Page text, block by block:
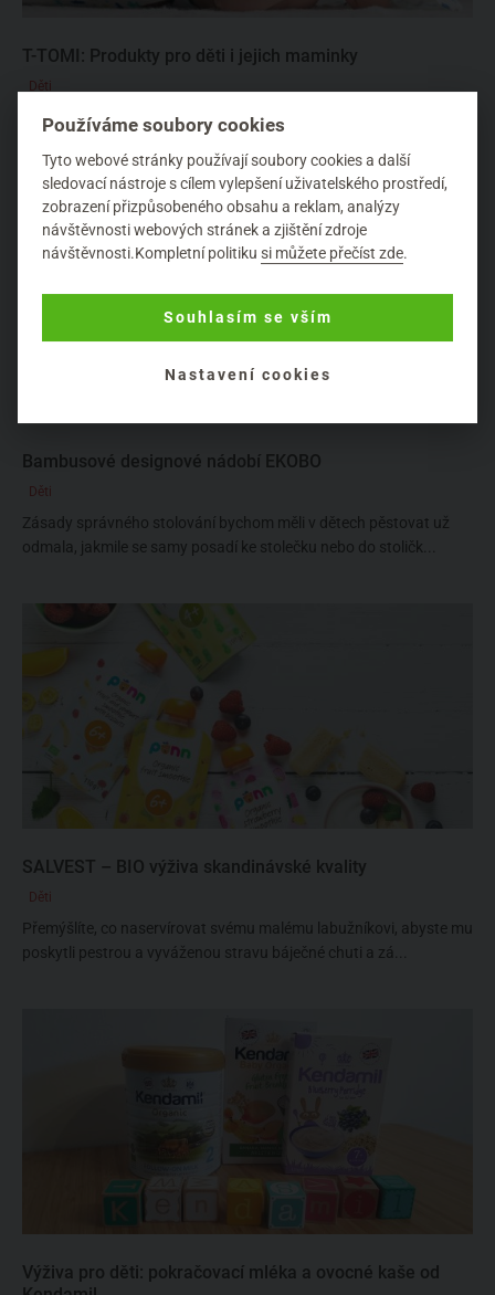
T-TOMI: Produkty pro děti i jejich maminky
Děti
T-TOMI je česká značka specializující se na výrobu dětského
Bambusové designové nádobí EKOBO
Děti
Zásady správného stolování bychom měli v dětech pěstovat už
odmala, jakmile se samy posadí ke stolečku nebo do stoličk...
SALVEST – BIO výživa skandinávské kvality
Děti
Přemýšlíte, co naservírovat svému malému labužníkovi, abyste mu
poskytli pestrou a vyváženou stravu báječné chuti a zá...
Výživa pro děti: pokračovací mléka a ovocné kaše od
Používáme soubory cookies
Tyto webové stránky používají soubory cookies a další
sledovací nástroje s cílem vylepšení uživatelského prostředí,
zobrazení přizpůsobeného obsahu a reklam, analýzy
návštěvnosti webových stránek a zjištění zdroje
návštěvnosti.Kompletní politikusi můžete přečíst zde.
Souhlasím se vším
Nastavení cookies